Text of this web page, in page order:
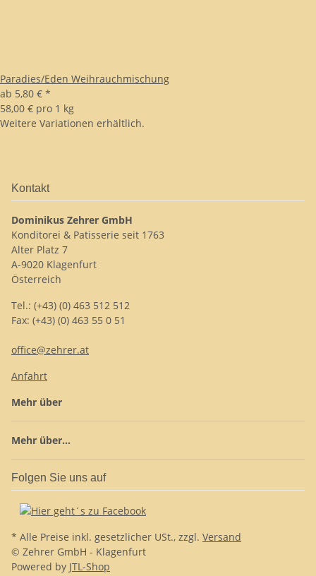
Paradies/Eden Weihrauchmischung
ab 5,80 € *
58,00 € pro 1 kg
Weitere Variationen erhältlich.
Kontakt
Dominikus Zehrer GmbH
Konditorei & Patisserie seit 1763
Alter Platz 7
A-9020 Klagenfurt
Österreich
Tel.: (+43) (0) 463 512 512
Fax: (+43) (0) 463 55 0 51
office@zehrer.at
Anfahrt
Mehr über
Mehr über...
Folgen Sie uns auf
* Alle Preise inkl. gesetzlicher USt., zzgl. Versand
© Zehrer GmbH - Klagenfurt
Powered by JTL-Shop